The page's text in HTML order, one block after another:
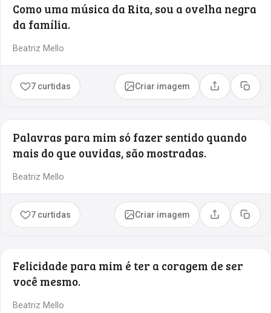
Como uma música da Rita, sou a ovelha negra
da família.
Beatriz Mello
7 curtidas Criar imagem Compartilhar
Copiar
Palavras para mim só fazer sentido quando
mais do que ouvidas, são mostradas.
Beatriz Mello
7 curtidas Criar imagem Compartilhar
Copiar
Felicidade para mim é ter a coragem de ser
você mesmo.
Beatriz Mello